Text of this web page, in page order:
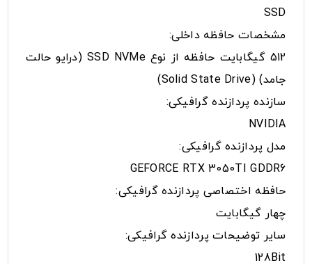
SSD
مشخصات حافظه داخلی:
512 گیگابایت حافظه از نوع SSD NVMe (درایو حالت
جامد) (Solid State Drive)
سازنده پردازنده گرافیکی:
NVIDIA
مدل پردازنده گرافیکی:
GEFORCE RTX 3050TI GDDR6
حافظه اختصاصی پردازنده گرافیکی:
چهار گیگابایت
سایر توضیحات پردازنده گرافیکی:
128Bit